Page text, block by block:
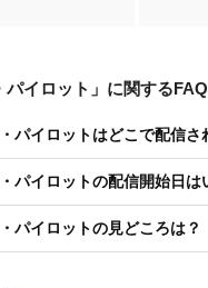
パイロット」に関するFAQ
パイロットはどこで配信さ
パイロットの配信開始日は
パイロットの見どころは？